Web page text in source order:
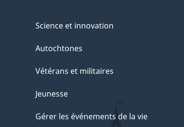
Science et innovation
Autochtones
Vétérans et militaires
Jeunesse
Gérer les événements de la vie